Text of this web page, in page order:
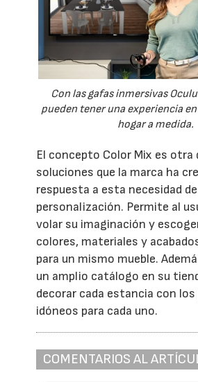
Con las gafas inmersivas
pueden tener una experiencia
hogar a medida.
El concepto Color Mix es otra
soluciones que la marca ha
respuesta a esta necesidad de
personalización. Permite al
volar su imaginación y
colores, materiales y
para un mismo mueble.
un amplio catálogo en su
decorar cada estancia con
idóneos para cada uno.
COMENTARIOS AL